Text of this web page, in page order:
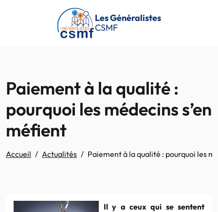
Passer au contenu principal
Les Généralistes
CSMF
Paiement à la qualité :
pourquoi les médecins s’en
méfient
Accueil Actualités Paiement à la qualité : pourquoi les
Il y a ceux qui se sentent